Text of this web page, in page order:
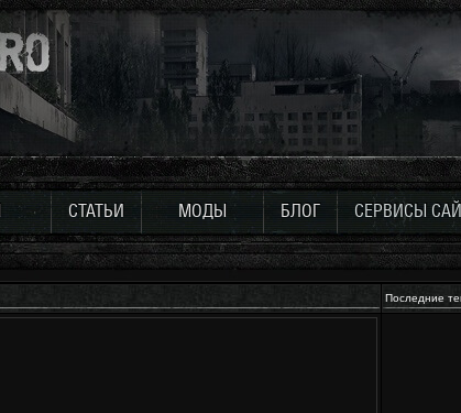
СТАТЬИ МОДЫ БЛОГ СЕРВИСЫ
Последние